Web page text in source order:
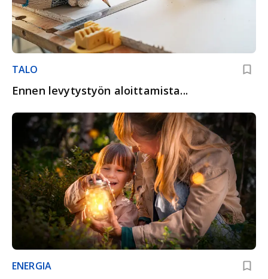
TALO
Ennen levytystyön aloittamista...
ENERGIA